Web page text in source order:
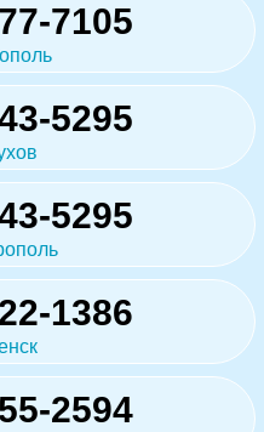
7105
5295
5295
1386
2594